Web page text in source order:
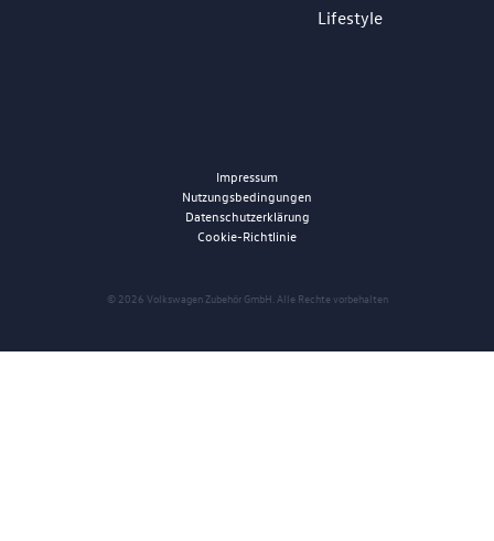
Lifestyle
© 2026 Volkswagen Zubehör GmbH. Alle Rechte vorbehalten
Impressum
Nutzungsbedingungen
Datenschutzerklärung
Cookie-Richtlinie